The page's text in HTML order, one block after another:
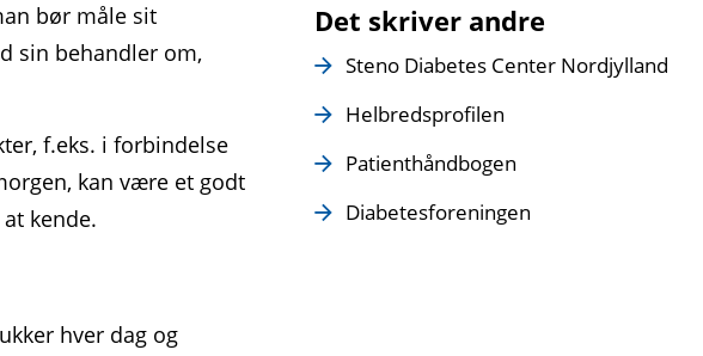
bør måle sit
sin behandler om,
f.eks. i forbindelse
kan være et godt
kende.
hver dag og
Det skriver andre
Steno Diabetes Center Nordjylland
Helbredsprofilen
Patienthåndbogen
Diabetesforeningen